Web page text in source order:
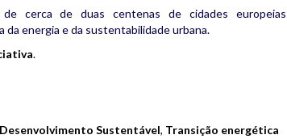
cerca de duas centenas de cidades europeias
da energia e da sustentabilidade urbana.
.
Desenvolvimento Sustentável, Transição energética